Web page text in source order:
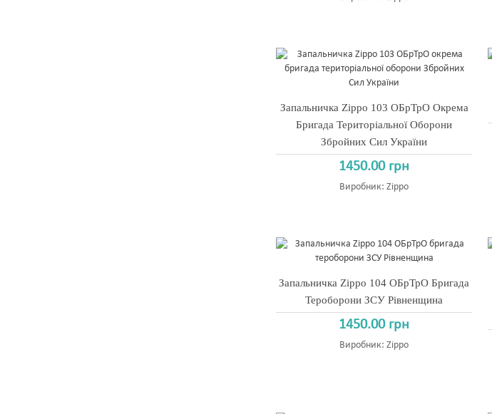
Запальничка Zippo 103 ОБрТрО Окрема
Бригада Територіальної Оборони
Збройних Сил України
1450.00 грн
Виробник:Zippo
Запальничка Zippo 104 ОБрТрО Бригада
Тероборони ЗСУ Рівненщина
1450.00 грн
Виробник:Zippo